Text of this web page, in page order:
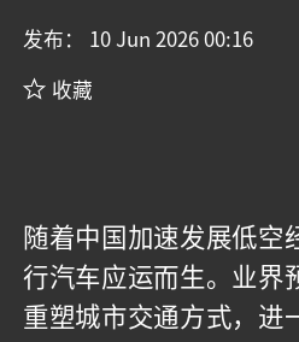
发布： 10 Jun 2026 00:16
收藏
随着中国加速发展低空
行汽车应运而生。业界
重塑城市交通方式，进